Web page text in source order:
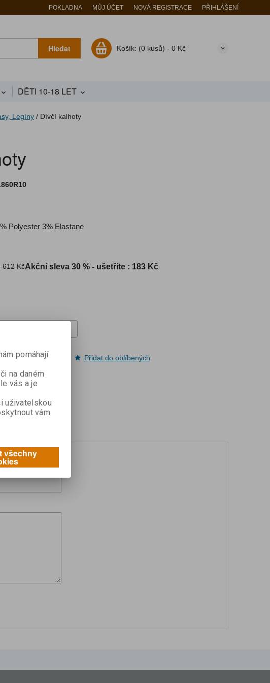
POKLADNA MŮJ ÚČET NOVÁ REGISTRACE PŘIHLÁŠENÍ
Hledat Košík: (0 kusů) - 0 Kč
DĚTI 10-18 LET
Legíny / Dívčí kalhoty
Polyester 3% Elastane
612 KčAkční sleva 30 % - ušetříte : 183 Kč
Koupit Přidat do oblíbených
pomáhají
na daném
vás a je
uživatelskou
vám
všechny